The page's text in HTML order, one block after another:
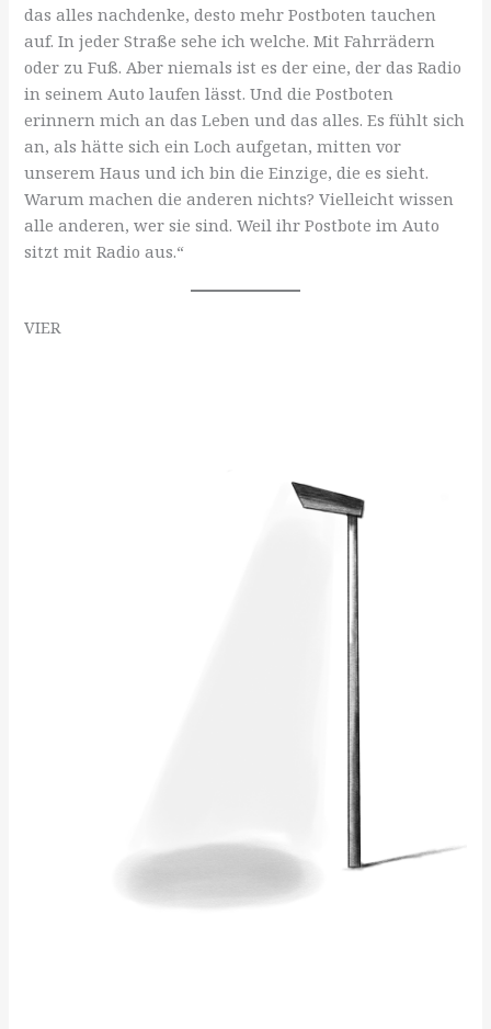
das alles nachdenke, desto mehr Postboten tauchen
auf. In jeder Straße sehe ich welche. Mit Fahrrädern
oder zu Fuß. Aber niemals ist es der eine, der das Radio
in seinem Auto laufen lässt. Und die Postboten
erinnern mich an das Leben und das alles. Es fühlt sich
an, als hätte sich ein Loch aufgetan, mitten vor
unserem Haus und ich bin die Einzige, die es sieht.
Warum machen die anderen nichts? Vielleicht wissen
alle anderen, wer sie sind. Weil ihr Postbote im Auto
sitzt mit Radio aus.“
VIER